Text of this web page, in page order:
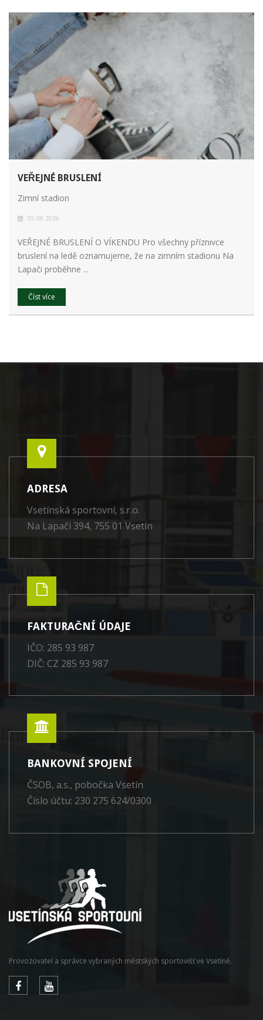
VEŘEJNÉ BRUSLENÍ
Zimní stadion
05.08.2026
VEŘEJNÉ BRUSLENÍ O VÍKENDU Pro všechny příznivce
bruslení na ledě oznamujeme, že na zimním stadionu Na
Lapači proběhne ...
Číst více
ADRESA
Vsetínská sportovní, s.r.o.
Na Lapači 394, 755 01 Vsetín
FAKTURAČNÍ ÚDAJE
IČO: 285 93 987
DIČ: CZ 285 93 987
BANKOVNÍ SPOJENÍ
ČSOB, a.s., pobočka Vsetín
Číslo účtu: 230 275 624/0300
Provozovatel a správce vybraných městských sportovišť ve Vsetíně.